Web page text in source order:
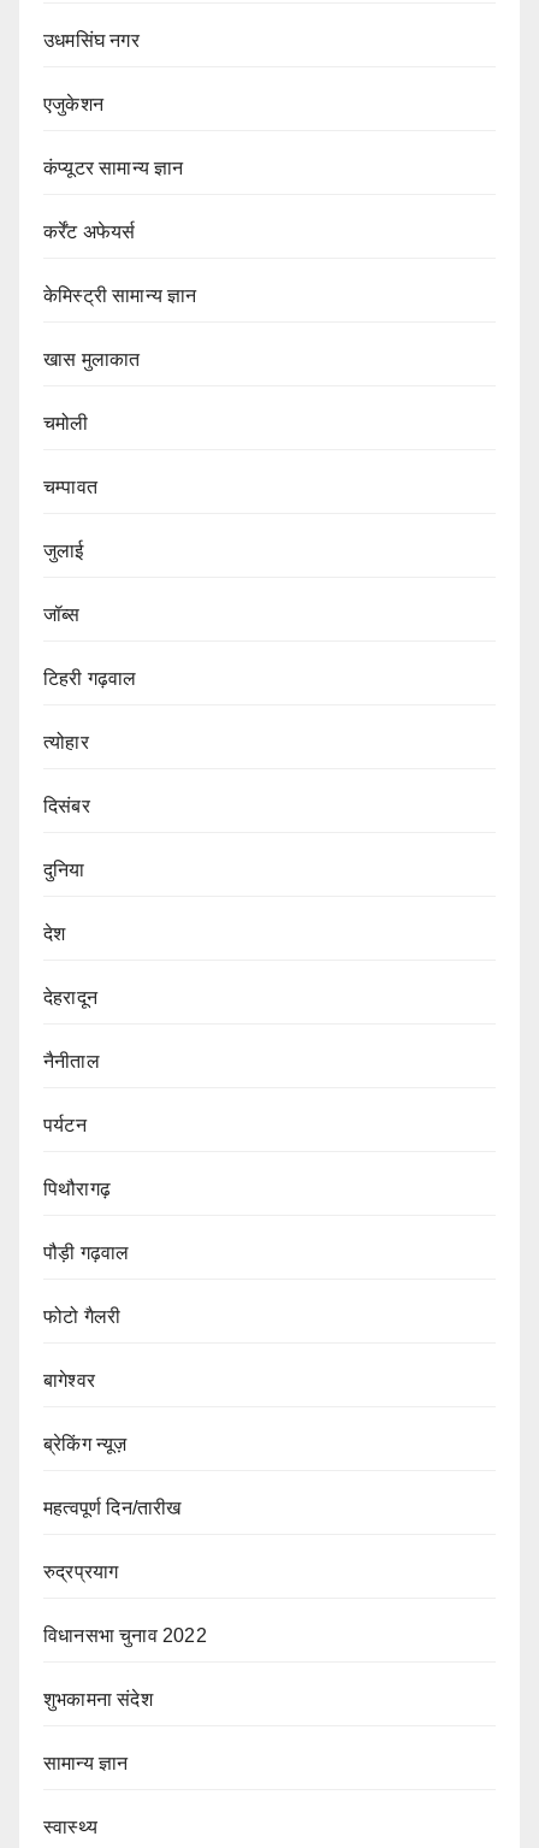
उधमसिंघ नगर
एजुकेशन
कंप्यूटर सामान्य ज्ञान
कर्रेंट अफेयर्स
केमिस्ट्री सामान्य ज्ञान
खास मुलाकात
चमोली
चम्पावत
जुलाई
जॉब्स
टिहरी गढ़वाल
त्योहार
दिसंबर
दुनिया
देश
देहरादून
नैनीताल
पर्यटन
पिथौरागढ़
पौड़ी गढ़वाल
फोटो गैलरी
बागेश्वर
ब्रेकिंग न्यूज़
महत्वपूर्ण दिन/तारीख
रुद्रप्रयाग
विधानसभा चुनाव 2022
शुभकामना संदेश
सामान्य ज्ञान
स्वास्थ्य